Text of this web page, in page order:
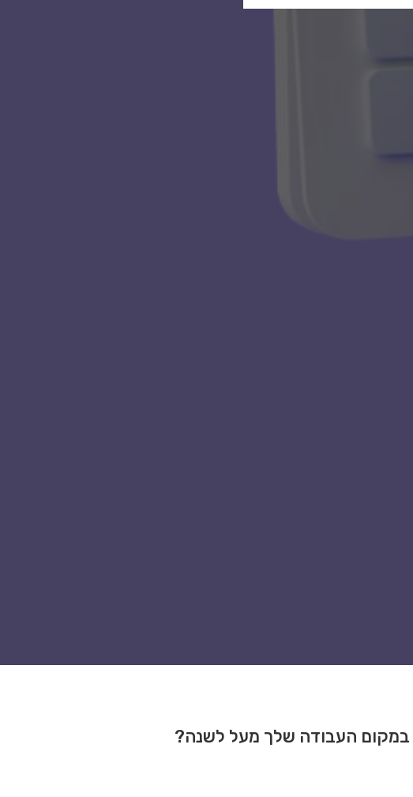
במקום העבודה שלך מעל לשנה?